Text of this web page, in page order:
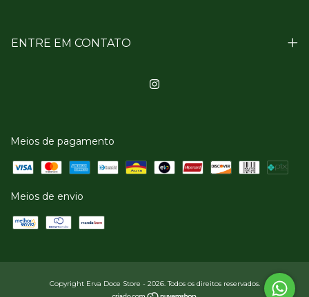
ENTRE EM CONTATO
Meios de pagamento
Meios de envio
Copyright Erva Doce Store - 2026. Todos os direitos reservados.